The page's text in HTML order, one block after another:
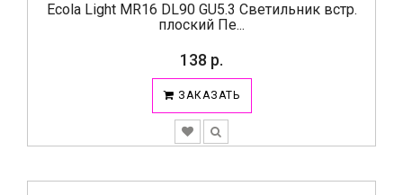
Ecola Light MR16 DL90 GU5.3 Светильник встр.
плоский Пе...
138 р.
ЗАКАЗАТЬ